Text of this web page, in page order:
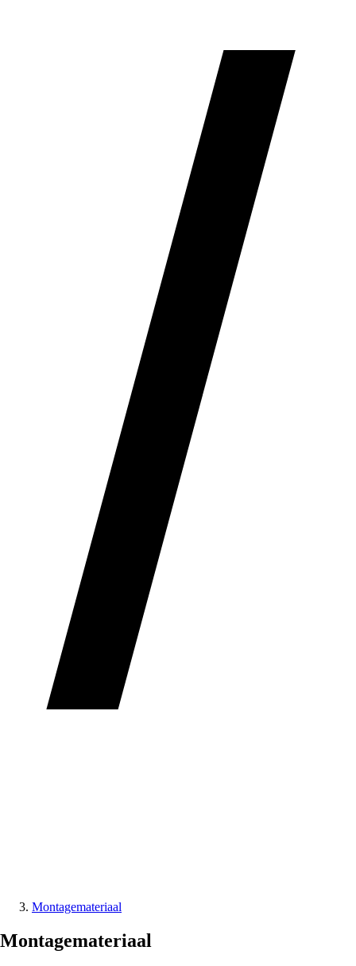
Montagemateriaal
Montagemateriaal